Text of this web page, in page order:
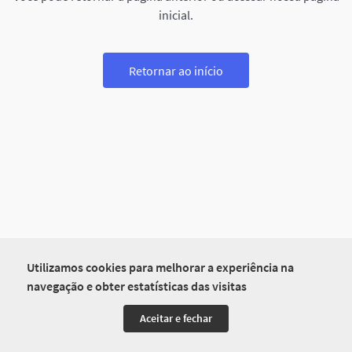
Utilizamos cookies para melhorar a experiência na
navegação e obter estatísticas das visitas
Aceitar e fechar
inicial.
Retornar ao início